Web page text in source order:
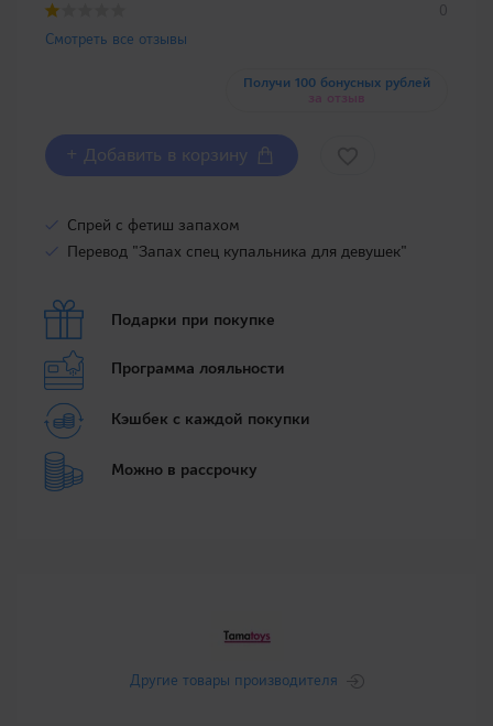
0
Смотреть все отзывы
Получи 100 бонусных рублей
за отзыв
+ Добавить в корзину
Спрей с фетиш запахом
Перевод "Запах спец купальника для девушек"
Подарки при покупке
Программа лояльности
Кэшбек с каждой покупки
Можно в рассрочку
Другие товары производителя